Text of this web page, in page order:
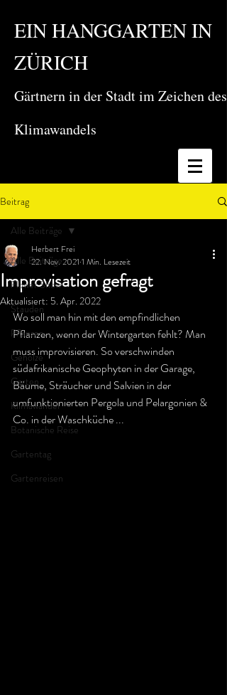
EIN HANGGARTEN IN
ZÜRICH
Gärtnern in der Stadt im Zeichen des
Klimawandels
Beitrag
Alle Beiträge
Flower Show
Stauden
Pflanzen
Gehölze
Garten
Klimawandel
Botanische Reise
Gartentag
Gartenreisen
Alle Beiträge
Improvisation gefragt
Herbert Frei
22. Nov. 2021 1 Min. Lesezeit
Aktualisiert: 5. Apr. 2022
Wo soll man hin mit den empfindlichen
Pflanzen, wenn der Wintergarten fehlt? Man
muss improvisieren. So verschwinden
südafrikanische Geophyten in der Garage,
Bäume, Sträucher und Salvien in der
umfunktionierten Pergola und Pelargonien &
Co. in der Waschküche ...